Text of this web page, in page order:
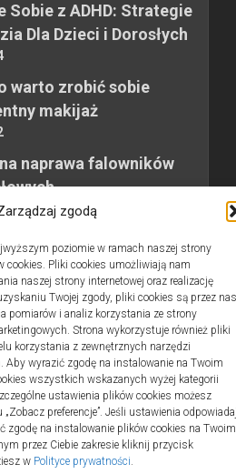
zgodą
poziomie w ramach naszej strony
cookies. Pliki cookies umożliwiają nam
naszej strony internetowej oraz realizację
Twojej zgody, pliki cookies są przez nas
pomiarów i analiz korzystania ze strony
Strona wykorzystuje również pliki
korzystania z zewnętrznych narzędzi
wyrazić zgodę na instalowanie na Twoim
wszystkich wskazanych wyżej kategorii
ustawienia plików cookies możesz
preferencje”. Jeśli ustawienia
zgodę na instalowanie plików cookies na Twoim
przez Ciebie zakresie kliknij przycisk
w Polityce prywatności.
Sobie z ADHD: Strategie
Dla Dzieci i Dorosłych
warto zrobić sobie
makijaż
naprawa falowników
prawa zastrzeżone.